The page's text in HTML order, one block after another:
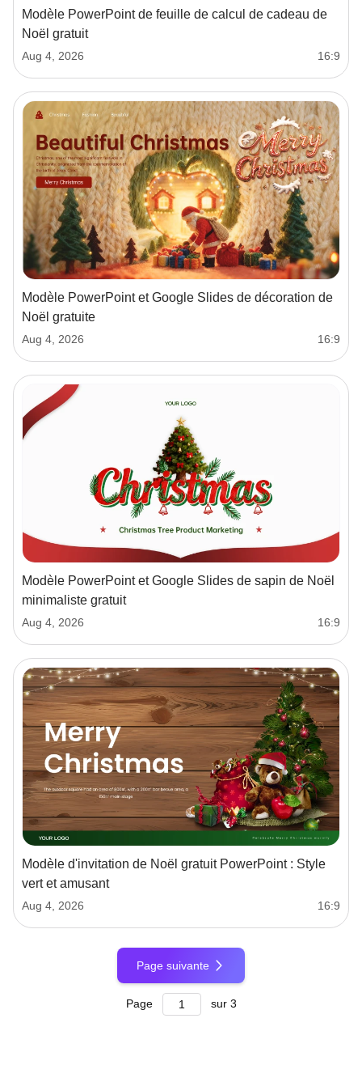
Modèle PowerPoint de feuille de calcul de cadeau de
Noël gratuit
Aug 4, 2026 16:9
Modèle PowerPoint et Google Slides de décoration de
Noël gratuite
Aug 4, 2026 16:9
Modèle PowerPoint et Google Slides de sapin de Noël
minimaliste gratuit
Aug 4, 2026 16:9
Modèle d'invitation de Noël gratuit PowerPoint : Style
vert et amusant
Aug 4, 2026 16:9
Page suivante
Page sur 3